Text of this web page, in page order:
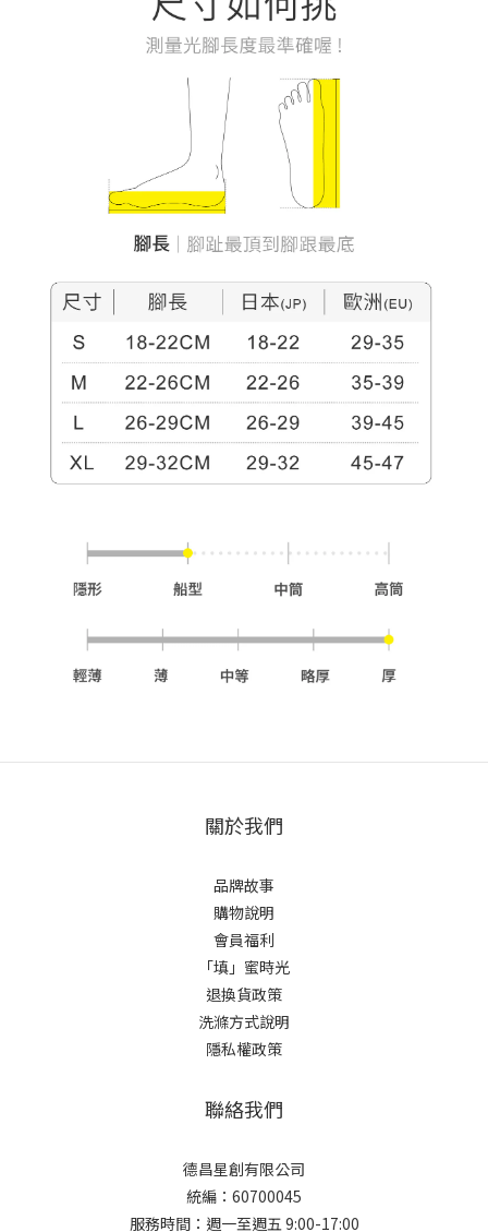
關於我們
品牌故事
購物說明
會員福利
「填」蜜時光
退換貨政策
洗滌方式說明
隱私權政策
聯絡我們
德昌星創有限公司
統編：60700045
服務時間：週一至週五 9:00-17:00